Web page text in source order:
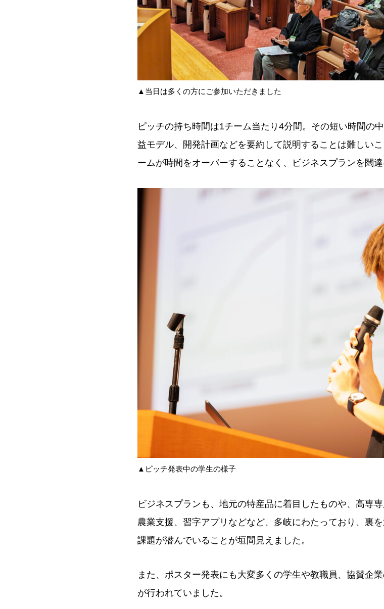
▲当日は多くの方にご参加いただきました
ピッチの持ち時間は1チーム当たり4分間。その短い時間の
益モデル、開発計画などを要約して説明することは難しい
ームが時間をオーバーすることなく、ビジネスプランを闊
▲ピッチ発表中の学生の様子
ビジネスプランも、地元の特産品に着目したものや、高専
農業支援、習字アプリなどなど、多岐にわたっており、裏
課題が潜んでいることが垣間見えました。
また、ポスター発表にも大変多くの学生や教職員、協賛企
が行われていました。